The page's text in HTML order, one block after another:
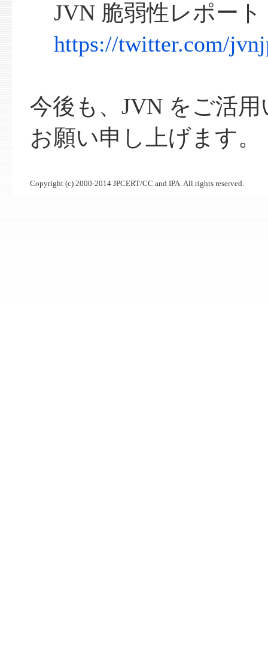
JVN 脆弱性レポート
https://twitter.com/
今後も、JVN をご活
お願い申し上げます。
Copyright (c) 2000-2014 JPCERT/CC and IPA. All rights reserved.